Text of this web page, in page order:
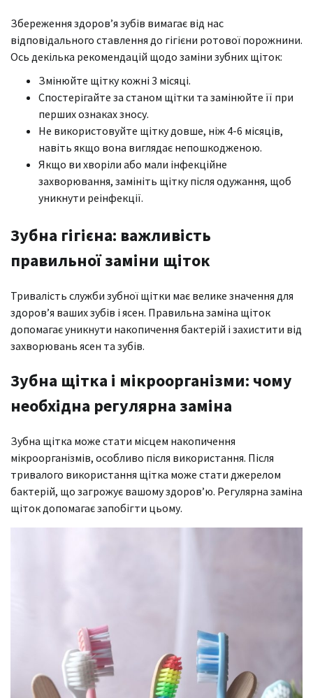
Збереження здоров’я зубів вимагає від нас
відповідального ставлення до гігієни ротової порожнини.
Ось декілька рекомендацій щодо заміни зубних щіток:
Змінюйте щітку кожні 3 місяці.
Спостерігайте за станом щітки та замінюйте її при
перших ознаках зносу.
Не використовуйте щітку довше, ніж 4-6 місяців,
навіть якщо вона виглядає непошкодженою.
Якщо ви хворіли або мали інфекційне
захворювання, замініть щітку після одужання, щоб
уникнути реінфекції.
Зубна гігієна: важливість
правильної заміни щіток
Тривалість служби зубної щітки має велике значення для
здоров’я ваших зубів і ясен. Правильна заміна щіток
допомагає уникнути накопичення бактерій і захистити від
захворювань ясен та зубів.
Зубна щітка і мікроорганізми: чому
необхідна регулярна заміна
Зубна щітка може стати місцем накопичення
мікроорганізмів, особливо після використання. Після
тривалого використання щітка може стати джерелом
бактерій, що загрожує вашому здоров’ю. Регулярна заміна
щіток допомагає запобігти цьому.